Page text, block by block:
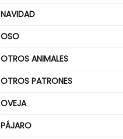
NAVIDAD
OSO
OTROS ANIMALES
OTROS PATRONES
OVEJA
PÁJARO